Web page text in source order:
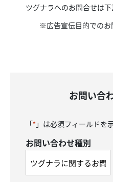
ツグナラへのお問合せは下
※広告宣伝目的でのお
お問い合
「* 」は必須フィールドを
お問い合わせ種別